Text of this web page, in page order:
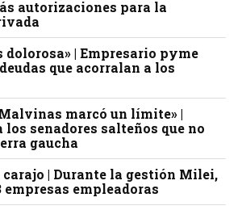
autorizaciones para la
dolorosa» | Empresario pyme
que acorralan a los
marcó un límite» |
los senadores salteños que no
gaucha
| Durante la gestión Milei,
empresas empleadoras